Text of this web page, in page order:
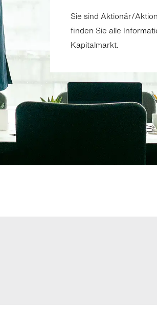
Sie sind Aktionär/
finden Sie alle
Kapitalmarkt.